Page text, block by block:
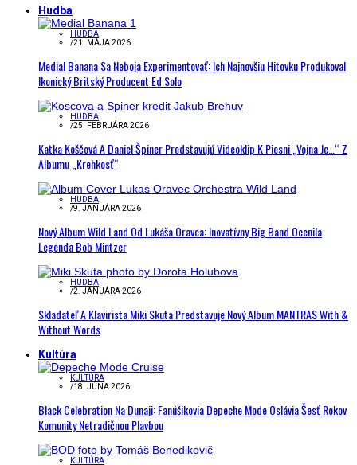
Hudba
HUDBA
/21. MÁJA 2026
Medial Banana Sa Neboja Experimentovať: Ich Najnovšiu Hitovku Produkoval
Ikonický Britský Producent Ed Solo
HUDBA
/25. FEBRUÁRA 2026
Katka Koščová A Daniel Špiner Predstavujú Videoklip K Piesni „Vojna Je…“ Z
Albumu „Krehkosť“
HUDBA
/9. JANUÁRA 2026
Nový Album Wild Land Od Lukáša Oravca: Inovatívny Big Band Ocenila
Legenda Bob Mintzer
HUDBA
/2. JANUÁRA 2026
Skladateľ A Klavirista Miki Skuta Predstavuje Nový Album MANTRAS With &
Without Words
Kultúra
KULTÚRA
/18. JÚNA 2026
Black Celebration Na Dunaji: Fanúšikovia Depeche Mode Oslávia Šesť Rokov
Komunity Netradičnou Plavbou
KULTÚRA